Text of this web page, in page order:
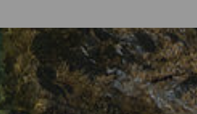
trasformarsi in qualcosa di indimenticabile se lo si fa in